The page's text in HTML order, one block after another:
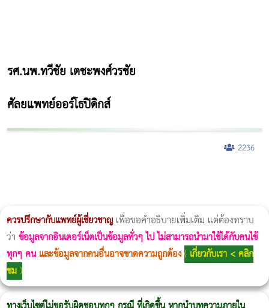
รศ.นพ.ทวีชัย เตชะพงศ์วรชัย
ศัลยแพทย์ออร์โธปิดิกส์
2236
ควรปรึกษากับแพทย์ผู้เชี่ยวชาญเพื่อขอคำอธิบายเพิ่มเติม แต่ต้องทราบ
ว่า ข้อมูลจากอินเตอร์เน็ตเป็นข้อมูลทั่วๆ ไป ไม่สามารถนำมาใช้ได้กับคนไข้
ทุกๆ คน และข้อมูลจากคนอื่นอาจขาดความถูกต้อง( เกี่ยวกับเรา < คลิก
ชม)